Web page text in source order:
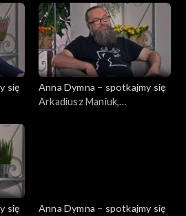
się
Anna Dymna – spotkajmy się
Arkadiusz Maniuk,
się
Anna Dymna – spotkajmy się